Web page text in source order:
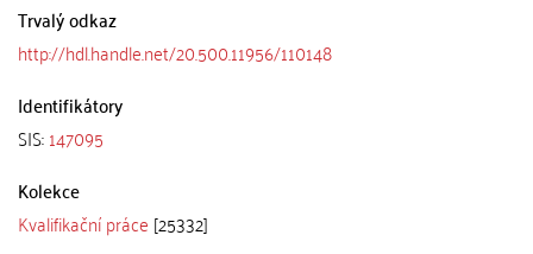
Trvalý odkaz
http://hdl.handle.net/20.500.11956/110148
Identifikátory
SIS:147095
Kolekce
Kvalifikační práce [25332]